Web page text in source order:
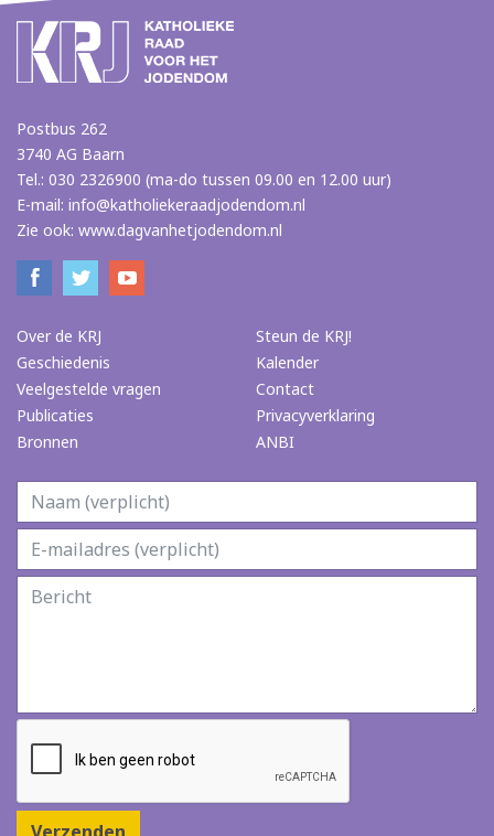
Postbus 262
3740 AG Baarn
Tel.: 030 2326900 (ma-do tussen 09.00 en 12.00 uur)
E-mail: info@katholiekeraadjodendom.nl
Zie ook: www.dagvanhetjodendom.nl
Over de KRJ
Geschiedenis
Veelgestelde vragen
Publicaties
Bronnen
Steun de KRJ!
Kalender
Contact
Privacyverklaring
ANBI